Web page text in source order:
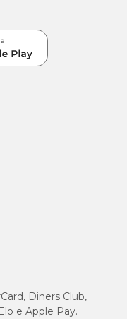
Diners Club,
e Apple Pay.